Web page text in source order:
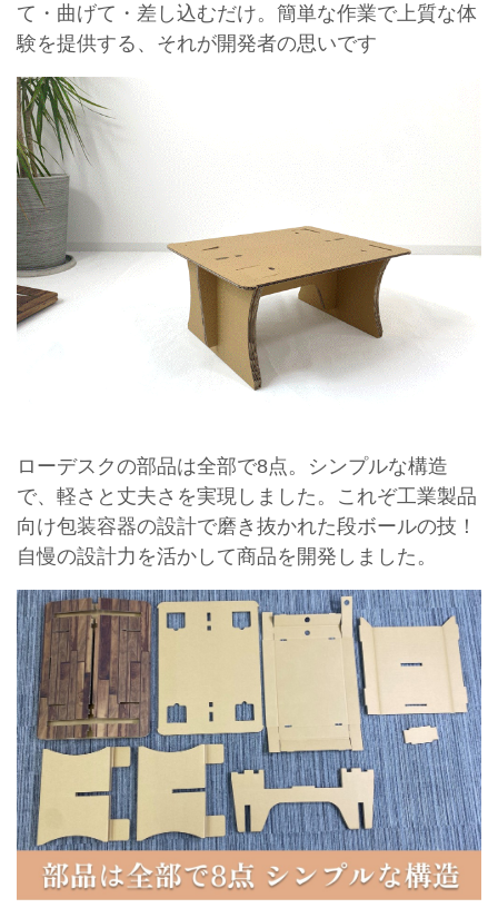
て・曲げて・差し込むだけ。簡単な作業で上質な体
験を提供する、それが開発者の思いです
ローデスクの部品は全部で8点。シンプルな構造
で、軽さと丈夫さを実現しました。これぞ工業製品
向け包装容器の設計で磨き抜かれた段ボールの技！
自慢の設計力を活かして商品を開発しました。